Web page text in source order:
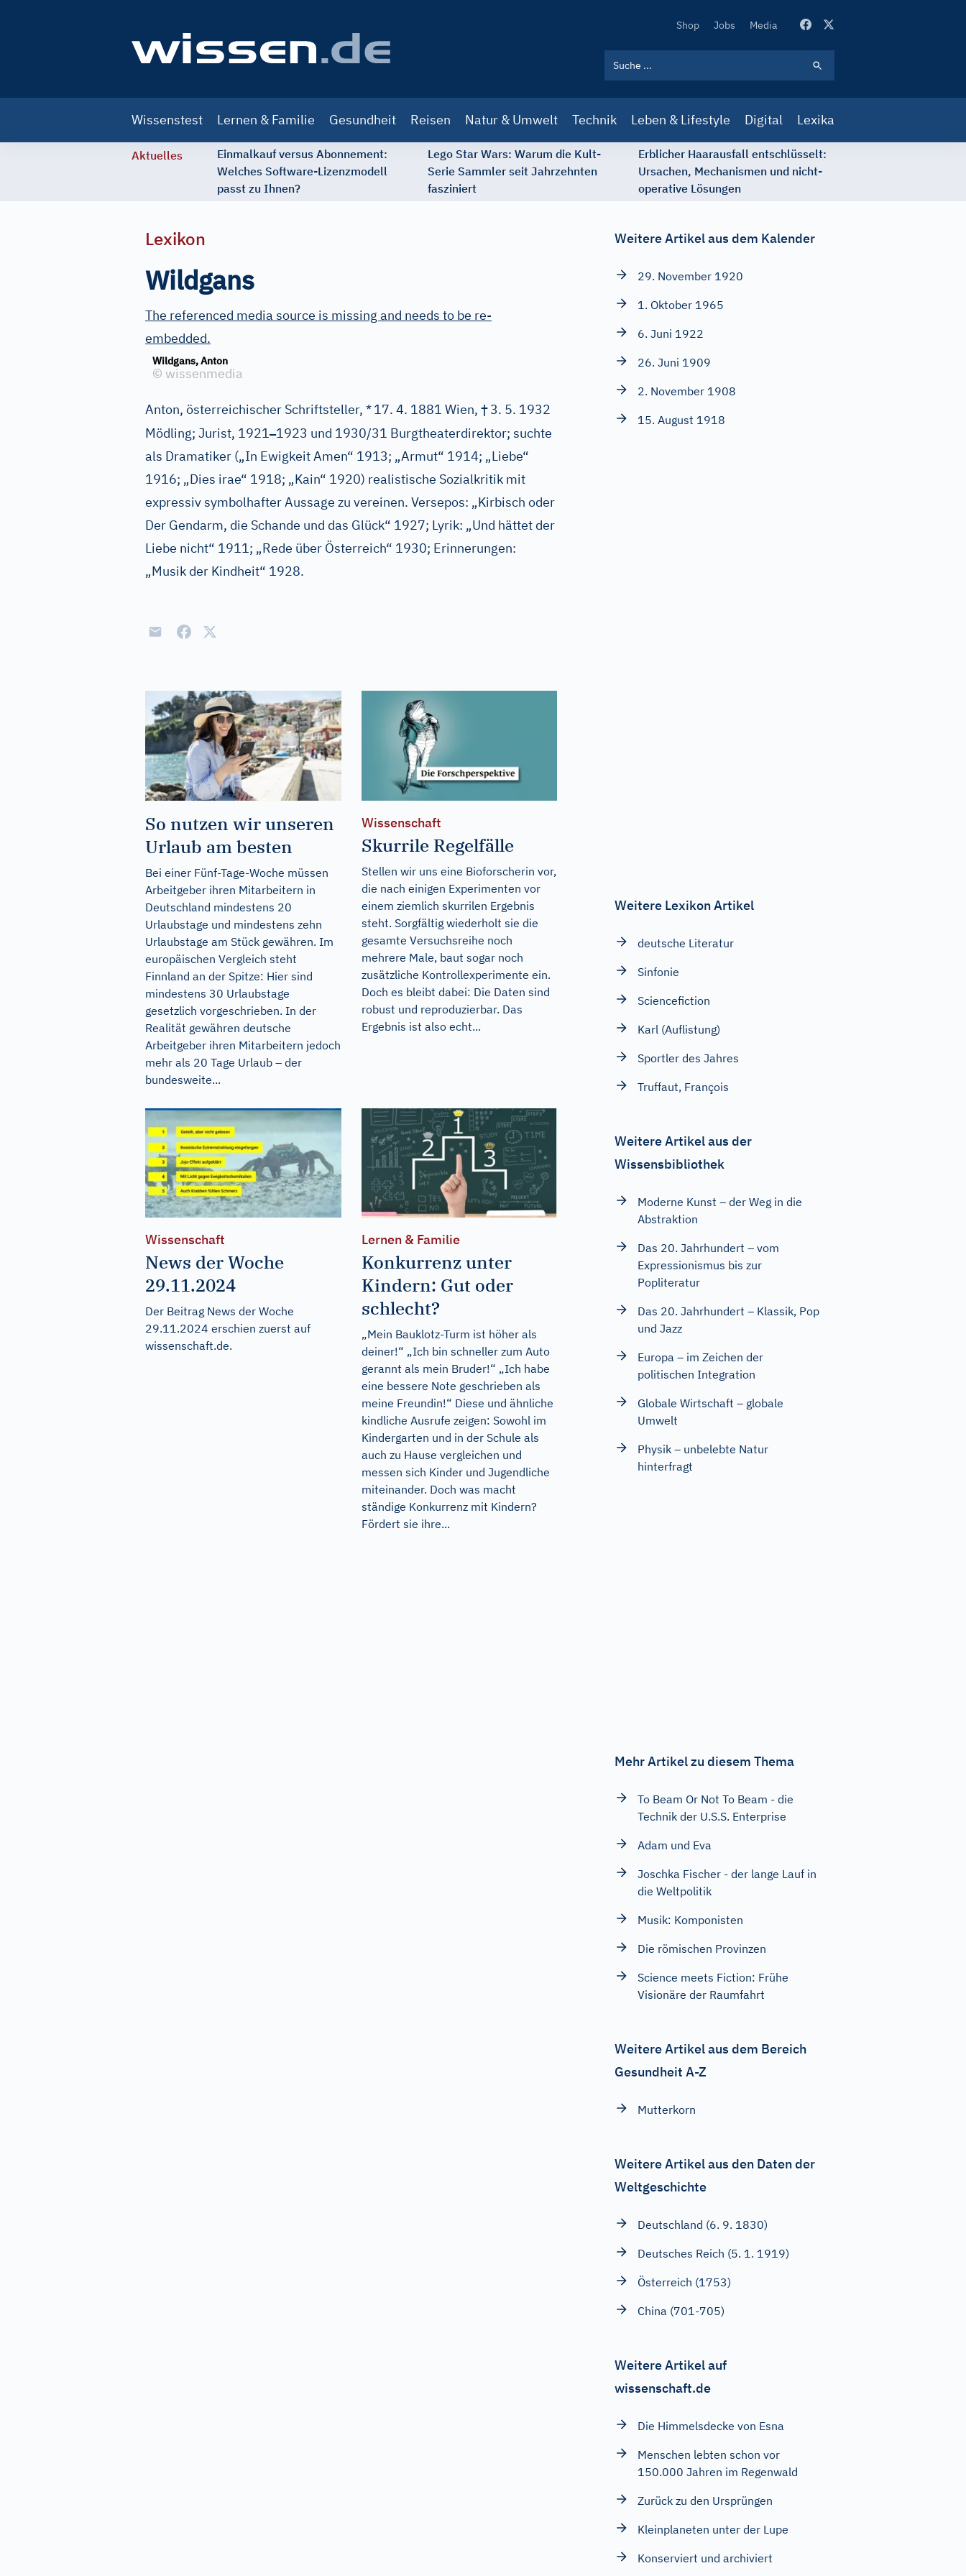
Secondary
Shop Jobs Media
navigation
Wissenstest Lernen & Familie Gesundheit Reisen Natur & Umwelt Technik Leben & Lifestyle Digital Lexika
Aktuelles
Einmalkauf versus Abonnement:
Welches Software-Lizenzmodell
passt zu Ihnen?
Lego Star Wars: Warum die Kult-
Serie Sammler seit Jahrzehnten
fasziniert
Erblicher Haarausfall entschlüsselt:
Ursachen, Mechanismen und nicht-
operative Lösungen
Lexikon
Wildgans
The referenced media source is missing and needs to be re-
embedded.
Wildgans, Anton
© wissenmedia
Anton, österreichischer Schriftsteller, *17. 4. 1881 Wien, †3. 5. 1932
Mödling; Jurist, 1921–1923 und 1930/31 Burgtheaterdirektor; suchte
als Dramatiker („In Ewigkeit Amen“ 1913; „Armut“ 1914; „Liebe“
1916; „Dies irae“ 1918; „Kain“ 1920) realistische Sozialkritik mit
expressiv symbolhafter Aussage zu vereinen. Versepos: „Kirbisch oder
Der Gendarm, die Schande und das Glück“ 1927; Lyrik: „Und hättet der
Liebe nicht“ 1911; „Rede über Österreich“ 1930; Erinnerungen:
„Musik der Kindheit“ 1928.
So nutzen wir unseren
Urlaub am besten
Bei einer Fünf-Tage-Woche müssen
Arbeitgeber ihren Mitarbeitern in
Deutschland mindestens 20
Urlaubstage und mindestens zehn
Urlaubstage am Stück gewähren. Im
europäischen Vergleich steht
Finnland an der Spitze: Hier sind
mindestens 30 Urlaubstage
gesetzlich vorgeschrieben. In der
Realität gewähren deutsche
Arbeitgeber ihren Mitarbeitern jedoch
mehr als 20 Tage Urlaub – der
bundesweite...
Wissenschaft
Skurrile Regelfälle
Stellen wir uns eine Bioforscherin vor,
die nach einigen Experimenten vor
einem ziemlich skurrilen Ergebnis
steht. Sorgfältig wiederholt sie die
gesamte Versuchsreihe noch
mehrere Male, baut sogar noch
zusätzliche Kontrollexperimente ein.
Doch es bleibt dabei: Die Daten sind
robust und reproduzierbar. Das
Ergebnis ist also echt...
Wissenschaft
News der Woche
29.11.2024
Der Beitrag News der Woche
29.11.2024 erschien zuerst auf
wissenschaft.de.
Lernen & Familie
Konkurrenz unter
Kindern: Gut oder
schlecht?
„Mein Bauklotz-Turm ist höher als
deiner!“ „Ich bin schneller zum Auto
gerannt als mein Bruder!“ „Ich habe
eine bessere Note geschrieben als
meine Freundin!“ Diese und ähnliche
kindliche Ausrufe zeigen: Sowohl im
Kindergarten und in der Schule als
auch zu Hause vergleichen und
messen sich Kinder und Jugendliche
miteinander. Doch was macht
ständige Konkurrenz mit Kindern?
Fördert sie ihre...
Weitere Artikel aus dem Kalender
29. November 1920
1. Oktober 1965
6. Juni 1922
26. Juni 1909
2. November 1908
15. August 1918
Weitere Lexikon Artikel
deutsche Literatur
Sinfonie
Sciencefiction
Karl (Auflistung)
Sportler des Jahres
Truffaut, François
Weitere Artikel aus der
Wissensbibliothek
Moderne Kunst – der Weg in die
Abstraktion
Das 20. Jahrhundert – vom
Expressionismus bis zur
Popliteratur
Das 20. Jahrhundert – Klassik, Pop
und Jazz
Europa – im Zeichen der
politischen Integration
Globale Wirtschaft – globale
Umwelt
Physik – unbelebte Natur
hinterfragt
Mehr Artikel zu diesem Thema
To Beam Or Not To Beam - die
Technik der U.S.S. Enterprise
Adam und Eva
Joschka Fischer - der lange Lauf in
die Weltpolitik
Musik: Komponisten
Die römischen Provinzen
Science meets Fiction: Frühe
Visionäre der Raumfahrt
Weitere Artikel aus dem Bereich
Gesundheit A-Z
Mutterkorn
Weitere Artikel aus den Daten der
Weltgeschichte
Deutschland (6. 9. 1830)
Deutsches Reich (5. 1. 1919)
Österreich (1753)
China (701-705)
Weitere Artikel auf
wissenschaft.de
Die Himmelsdecke von Esna
Menschen lebten schon vor
150.000 Jahren im Regenwald
Zurück zu den Ursprüngen
Kleinplaneten unter der Lupe
Konserviert und archiviert